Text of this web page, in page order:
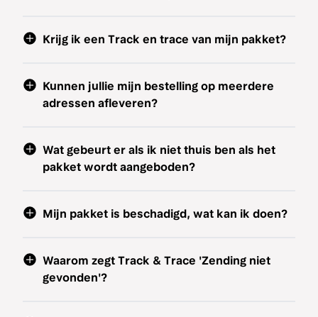
Krijg ik een Track en trace van mijn pakket?
Kunnen jullie mijn bestelling op meerdere
adressen afleveren?
Wat gebeurt er als ik niet thuis ben als het
pakket wordt aangeboden?
Mijn pakket is beschadigd, wat kan ik doen?
Waarom zegt Track & Trace 'Zending niet
gevonden'?